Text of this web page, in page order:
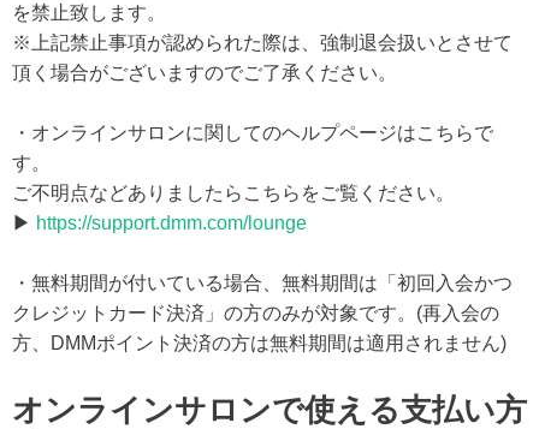
を禁止致します。
※上記禁止事項が認められた際は、強制退会扱いとさせて
頂く場合がございますのでご了承ください。
・オンラインサロンに関してのヘルプページはこちらで
す。
ご不明点などありましたらこちらをご覧ください。
▶ https://support.dmm.com/lounge
・無料期間が付いている場合、無料期間は「初回入会かつ
クレジットカード決済」の方のみが対象です。(再入会の
方、DMMポイント決済の方は無料期間は適用されません)
オンラインサロンで使える支払い方